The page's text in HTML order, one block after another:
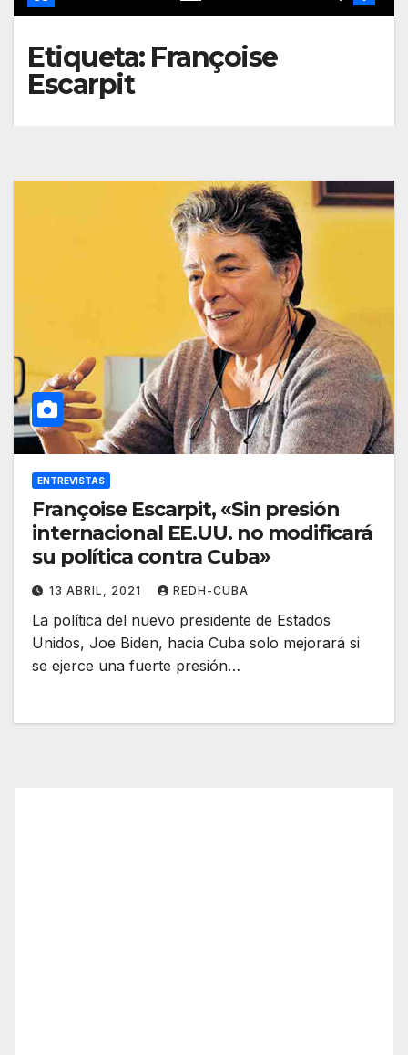
Etiqueta: Françoise
Escarpit
ENTREVISTAS
Françoise Escarpit, «Sin presión
internacional EE.UU. no modificará
su política contra Cuba»
13 ABRIL, 2021 REDH-CUBA
La política del nuevo presidente de Estados
Unidos, Joe Biden, hacia Cuba solo mejorará si
se ejerce una fuerte presión…